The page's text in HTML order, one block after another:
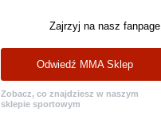
Zajrzyj na nasz fanpage
Odwiedź MMA Sklep
Zobacz, co znajdziesz w naszym
sklepie sportowym